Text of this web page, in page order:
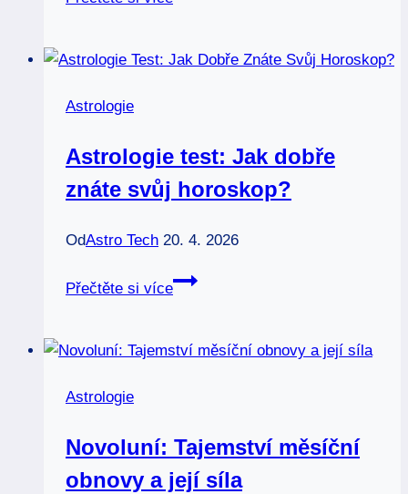
Magické
divočině
Astrologie
Astrologie test: Jak dobře
znáte svůj horoskop?
OdAstro Tech 20. 4. 2026
Přečtěte si více
Astrologie
dobře
Astrologie
Novoluní: Tajemství měsíční
obnovy a její síla